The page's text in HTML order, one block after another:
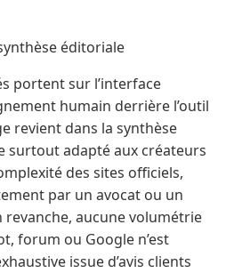
éditoriale
portent sur l’interface
humain derrière l’outil
revient dans la synthèse
surtout adapté aux créateurs
des sites officiels,
par un avocat ou un
revanche, aucune volumétrie
forum ou Google n’est
issue d’avis clients